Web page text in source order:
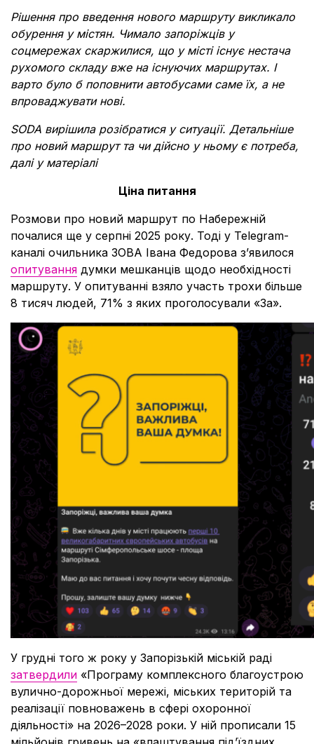
Рішення про введення нового маршруту викликало
обурення у містян. Чимало запоріжців у
соцмережах скаржилися, що у місті існує нестача
рухомого складу вже на існуючих маршрутах. І
варто було б поповнити автобусами саме їх, а не
впроваджувати нові.
SODA вирішила розібратися у ситуації. Детальніше
про новий маршрут та чи дійсно у ньому є потреба,
далі у матеріалі
Ціна питання
Розмови про новий маршрут по Набережній
почалися ще у серпні 2025 року. Тоді у Telegram-
каналі очильника ЗОВА Івана Федорова з’явилося
опитування думки мешканців щодо необхідності
маршруту. У опитуванні взяло участь трохи більше
8 тисяч людей, 71% з яких проголосували «За».
У грудні того ж року у Запорізькій міській раді
затвердили «Програму комплексного благоустрою
вулично-дорожньої мережі, міських територій та
реалізації повноважень в сфері охоронної
діяльності» на 2026–2028 роки. У ній прописали 15